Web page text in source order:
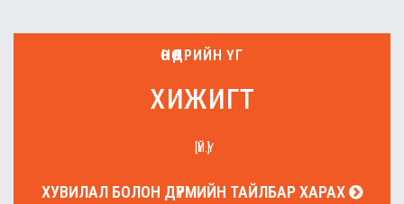
ӨНӨӨДРИЙН ҮГ
хижигт
[ҮЙ.Ү]
ХУВИЛАЛ БОЛОН ДҮРМИЙН ТАЙЛБАР ХАРАХ